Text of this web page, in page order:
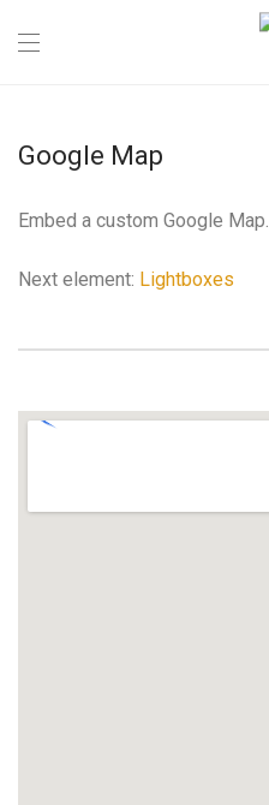
Google Map
Embed a custom Google Map.
Next element: Lightboxes